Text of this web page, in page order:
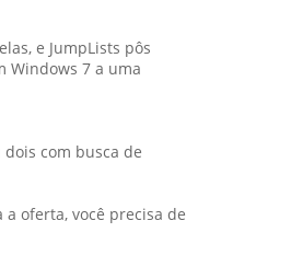
e JumpLists pôs
Windows 7 a uma
com busca de
oferta, você precisa de